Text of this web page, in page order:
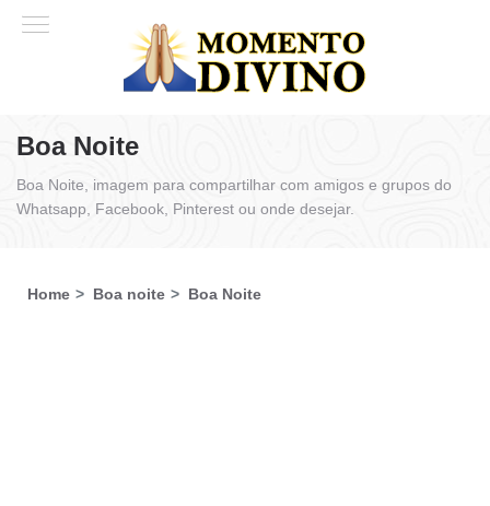
Boa Noite
Boa Noite, imagem para compartilhar com amigos e grupos do
Whatsapp, Facebook, Pinterest ou onde desejar.
Home Boa noite Boa Noite